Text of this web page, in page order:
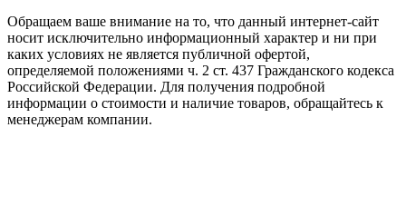
Обращаем ваше внимание на то, что данный интернет-сайт
носит исключительно информационный характер и ни при
каких условиях не является публичной офертой,
определяемой положениями ч. 2 ст. 437 Гражданского кодекса
Российской Федерации. Для получения подробной
информации о стоимости и наличие товаров, обращайтесь к
менеджерам компании.